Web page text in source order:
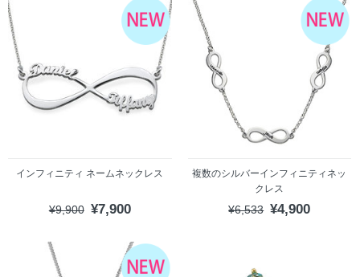
インフィニティ ネームネックレス
¥9,900 ¥7,900
複数のシルバーインフィニティネッ
クレス
¥6,533 ¥4,900